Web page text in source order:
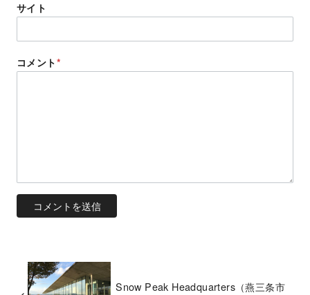
サイト
コメント*
Snow Peak Headquarters（燕三条市